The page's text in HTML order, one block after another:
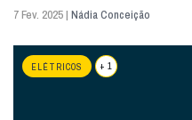
7 Fev. 2025 | Nádia Conceição
ELÉTRICOS + 1